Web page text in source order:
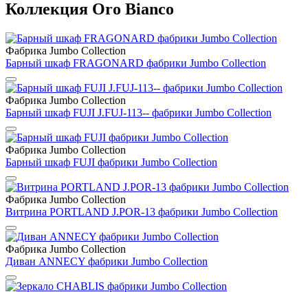
Коллекция Oro Bianco
Фабрика Jumbo Collection
Барный шкаф FRAGONARD фабрики Jumbo Collection
Фабрика Jumbo Collection
Барный шкаф FUJI J.FUJ-113-- фабрики Jumbo Collection
Фабрика Jumbo Collection
Барный шкаф FUJI фабрики Jumbo Collection
Фабрика Jumbo Collection
Витрина PORTLAND J.POR-13 фабрики Jumbo Collection
Фабрика Jumbo Collection
Диван ANNECY фабрики Jumbo Collection